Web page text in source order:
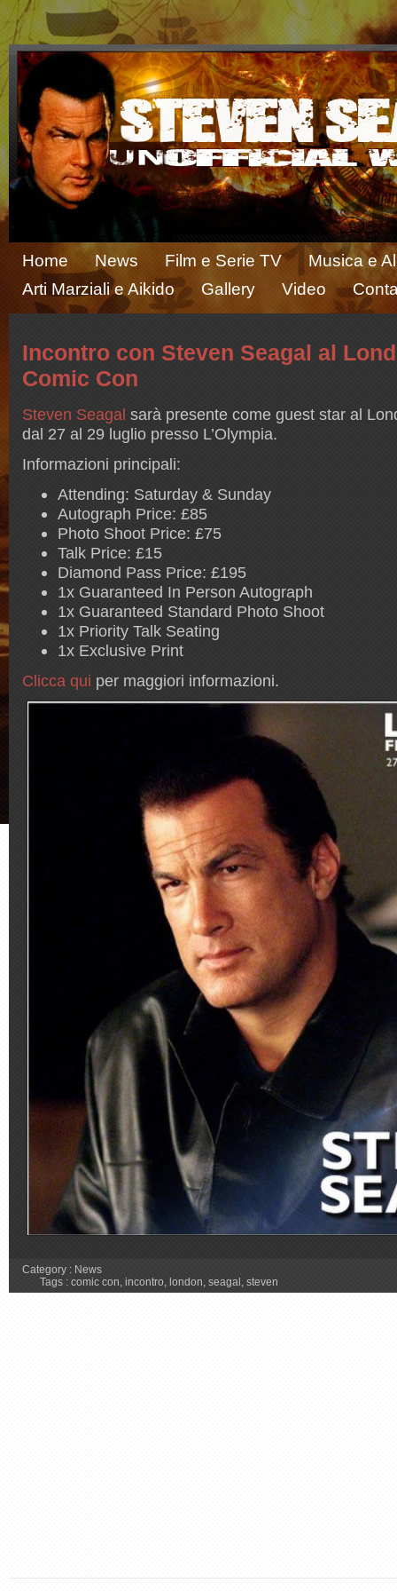
Home News Film e Serie TV
Musica e
Arti Marziali e Aikido
Gallery Video
Incontro con Steven Seagal al
Comic Con
Steven Seagal sarà presente come guest star al
dal 27 al 29 luglio presso L’Olympia.
Informazioni principali:
Attending: Saturday & Sunday
Autograph Price: £85
Photo Shoot Price: £75
Talk Price: £15
Diamond Pass Price: £195
1x Guaranteed In Person Autograph
1x Guaranteed Standard Photo Shoot
1x Priority Talk Seating
1x Exclusive Print
Clicca qui per maggiori informazioni.
Category : News
Tags : comic con incontro london seagal steven